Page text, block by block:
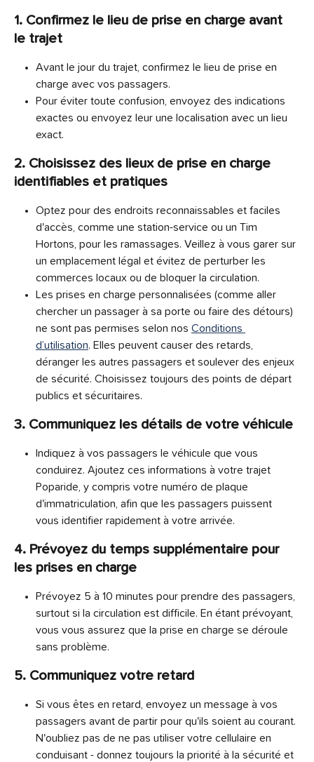
1. Confirmez le lieu de prise en charge avant
le trajet
Avant le jour du trajet, confirmez le lieu de prise en
charge avec vos passagers.
Pour éviter toute confusion, envoyez des indications
exactes ou envoyez leur une localisation avec un lieu
exact.
2. Choisissez des lieux de prise en charge
identifiables et pratiques
Optez pour des endroits reconnaissables et faciles
d'accès, comme une station-service ou un Tim
Hortons, pour les ramassages. Veillez à vous garer sur
un emplacement légal et évitez de perturber les
commerces locaux ou de bloquer la circulation.
Les prises en charge personnalisées (comme aller
chercher un passager à sa porte ou faire des détours)
ne sont pas permises selon nos Conditions
d’utilisation. Elles peuvent causer des retards,
déranger les autres passagers et soulever des enjeux
de sécurité. Choisissez toujours des points de départ
publics et sécuritaires.
3. Communiquez les détails de votre véhicule
Indiquez à vos passagers le véhicule que vous
conduirez. Ajoutez ces informations à votre trajet
Poparide, y compris votre numéro de plaque
d'immatriculation, afin que les passagers puissent
vous identifier rapidement à votre arrivée.
4. Prévoyez du temps supplémentaire pour
les prises en charge
Prévoyez 5 à 10 minutes pour prendre des passagers,
surtout si la circulation est difficile. En étant prévoyant,
vous vous assurez que la prise en charge se déroule
sans problème.
5. Communiquez votre retard
Si vous êtes en retard, envoyez un message à vos
passagers avant de partir pour qu'ils soient au courant.
N'oubliez pas de ne pas utiliser votre cellulaire en
conduisant - donnez toujours la priorité à la sécurité et